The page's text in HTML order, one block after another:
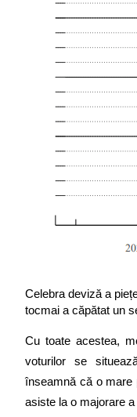
Celebra deviză a
tocmai a căpătat un
Cu toate acestea,
voturilor se
înseamnă că o mare
asiste la o majorare